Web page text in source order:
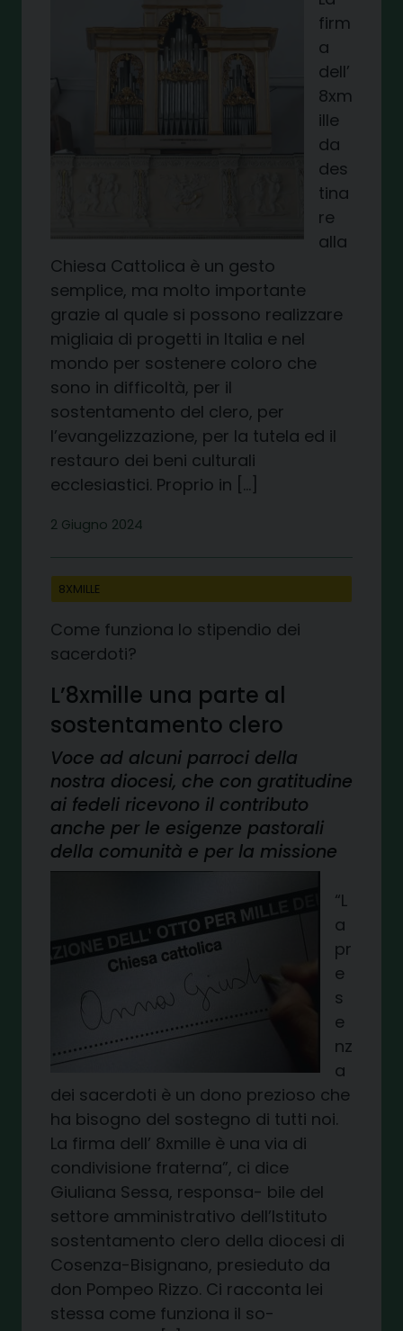
firm
a
dell’
8xm
ille
da
des
tina
re
alla
Chiesa Cattolica è un gesto
semplice, ma molto importante
grazie al quale si possono realizzare
migliaia di progetti in Italia e nel
mondo per sostenere coloro che
sono in difficoltà, per il
sostentamento del clero, per
l’evangelizzazione, per la tutela ed il
restauro dei beni culturali
ecclesiastici. Proprio in […]
2 Giugno 2024
8XMILLE
Come funziona lo stipendio dei
sacerdoti?
L’8xmille una parte al
sostentamento clero
Voce ad alcuni parroci della
nostra diocesi, che con gratitudine
ai fedeli ricevono il contributo
anche per le esigenze pastorali
della comunità e per la missione
“L
a
pr
e
s
e
nz
a
dei sacerdoti è un dono prezioso che
ha bisogno del sostegno di tutti noi.
La firma dell’ 8xmille è una via di
condivisione fraterna”, ci dice
Giuliana Sessa, responsa- bile del
settore amministrativo dell’Istituto
sostentamento clero della diocesi di
Cosenza-Bisignano, presieduto da
don Pompeo Rizzo. Ci racconta lei
stessa come funziona il so-